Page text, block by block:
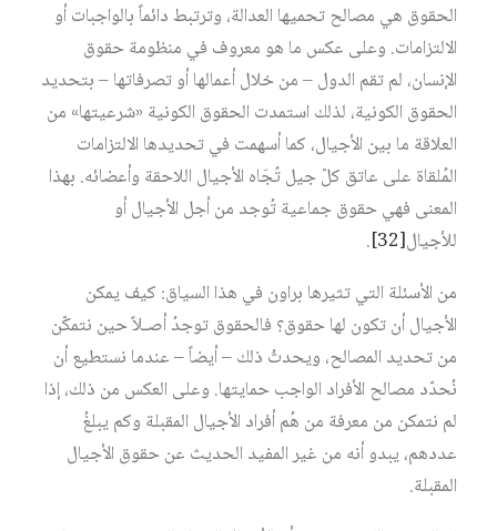
الحقوق هي مصالح تحميها العدالة، وترتبط دائماً بالواجبات أو
الالتزامات. وعلى عكس ما هو معروف في منظومة حقوق
الإنسان، لم تقم الدول – من خلال أعمالها أو تصرفاتها – بتحديد
الحقوق الكونية، لذلك استمدت الحقوق الكونية «شرعيتها» من
العلاقة ما بين الأجيال، كما أسهمت في تحديدها الالتزامات
المُلقاة على عاتق كلّ جيل تُجَاه الأجيال اللاحقة وأعضائه. بهذا
المعنى فهي حقوق جماعية تُوجد من أجل الأجيال أو
للأجيال‏[32]
.
من الأسئلة التي تثيرها براون في هذا السياق: كيف يمكن
الأجيال أن تكون لها حقوق؟ فالحقوق توجدُ أصـلاً حين نتمكّن
من تحديد المصالح، ويحدثُ ذلك – أيضاً – عندما نستطيع أن
نُحدّد مصالح الأفراد الواجب حمايتها. وعلى العكس من ذلك، إذا
لم نتمكن من معرفة من هُم أفراد الأجيال المقبلة وكم يبلغُ
عددهم، يبدو أنه من غير المفيد الحديث عن حقوق الأجيال
المقبلة.